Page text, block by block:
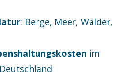
: Berge, Meer, Wälder,
im